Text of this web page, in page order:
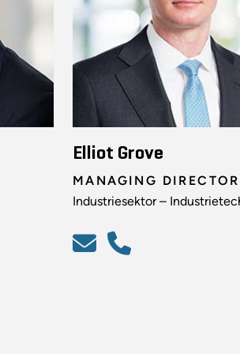
Elliot Grove
MANAGING DIRECTOR
Industriesektor –